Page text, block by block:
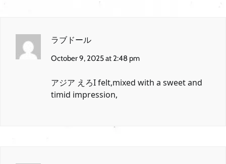
ラブドール
October 9, 2025 at 2:48 pm
アジア えろI felt,mixed with a sweet and
timid impression,